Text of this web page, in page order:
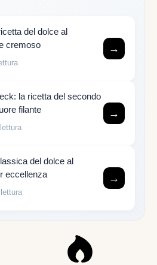
del dolce al
cremoso
→
la ricetta del secondo
filante
→
del dolce al
eccellenza
→